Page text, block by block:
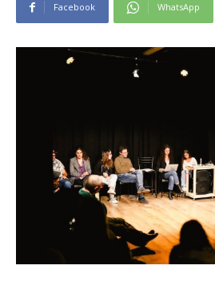
Facebook WhatsApp